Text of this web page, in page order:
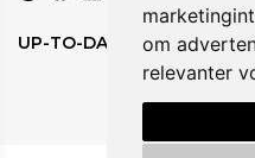
om
relevanter
UP-TO-DATE WebDesign